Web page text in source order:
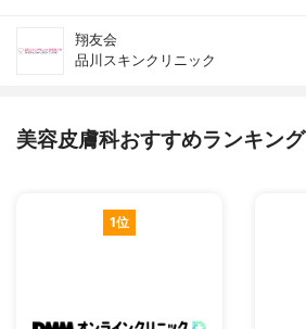
翔友会
品川スキンクリニック
美容皮膚科おすすめランキング
1位